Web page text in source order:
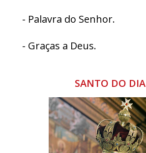
- Palavra do Senhor.
- Graças a Deus.
SANTO DO DIA